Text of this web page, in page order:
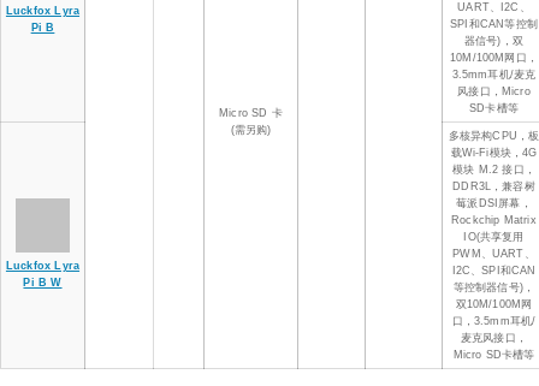
Luckfox Lyra
Pi B
Micro SD 卡
(需另购)
UART、I2C、
SPI和CAN等控制
器信号)，双
10M/100M网口，
3.5mm耳机/麦克
风接口，Micro
SD卡槽等
Luckfox Lyra
Pi B W
多核异构CPU，板
载Wi-Fi模块，4G
模块 M.2 接口，
DDR3L，兼容树
莓派DSI屏幕，
Rockchip Matrix
IO(共享复用
PWM、UART、
I2C、SPI和CAN
等控制器信号)，
双10M/100M网
口，3.5mm耳机/
麦克风接口，
Micro SD卡槽等